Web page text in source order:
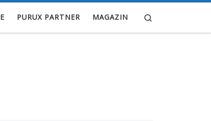
PURUX PARTNER MAGAZIN